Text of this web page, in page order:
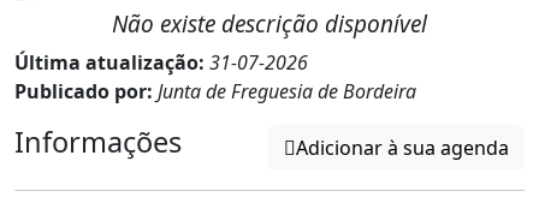
Não existe descrição disponível
Última atualização: 31-07-2026
Publicado por: Junta de Freguesia de Bordeira
Informações Adicionar à sua agenda